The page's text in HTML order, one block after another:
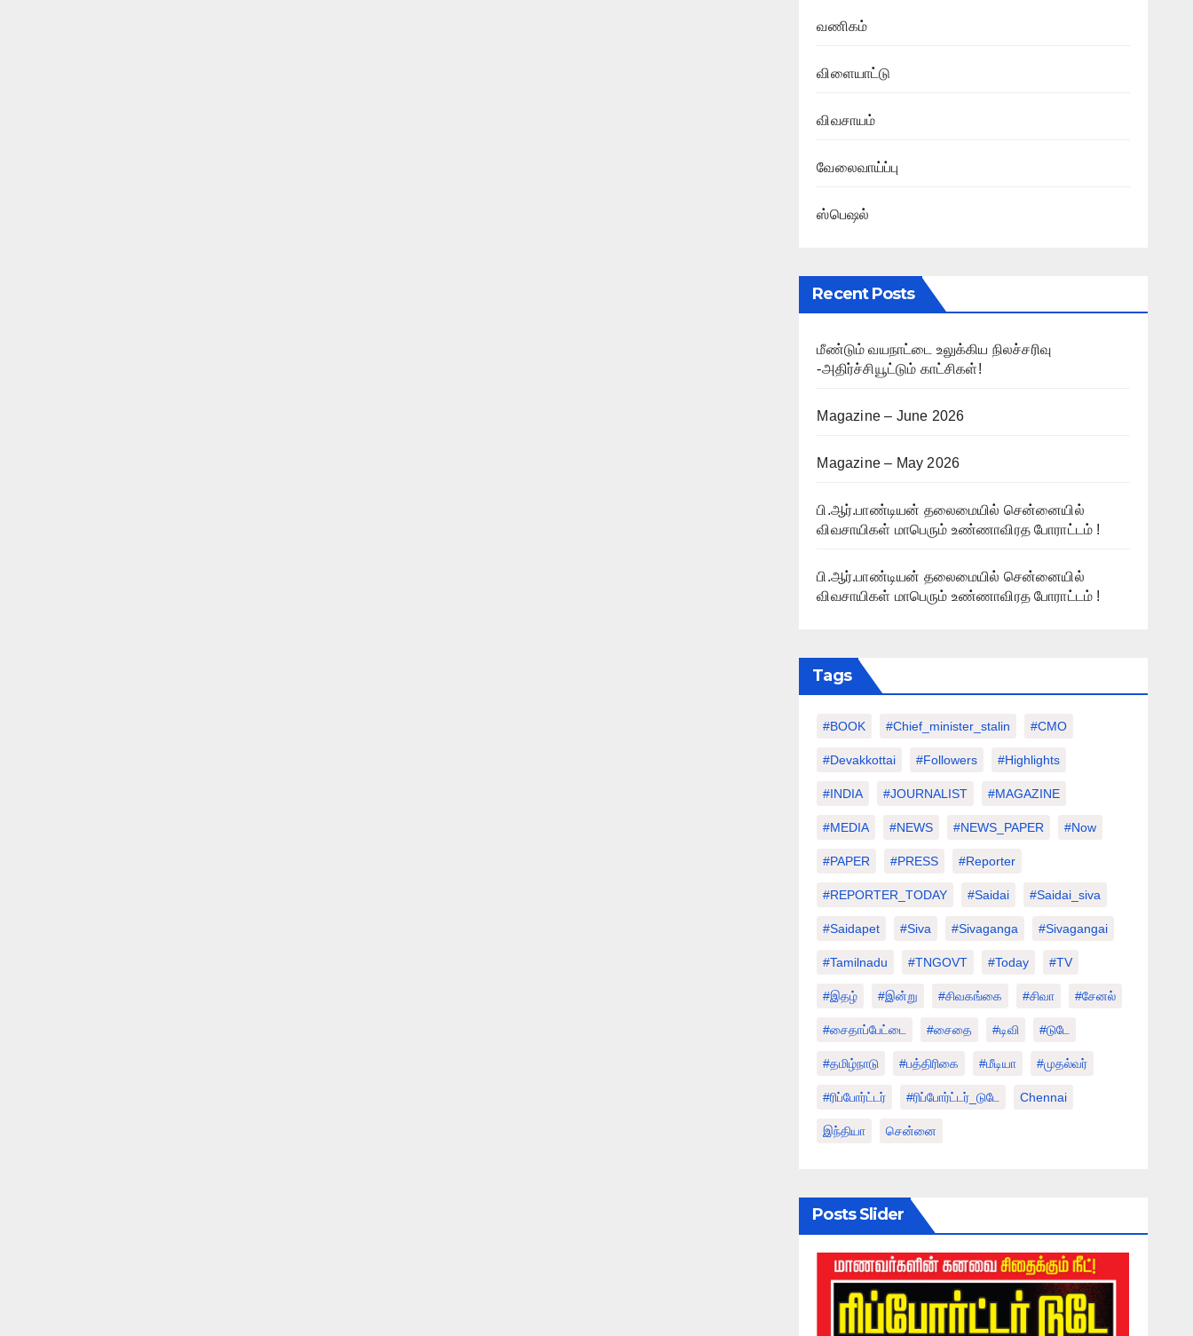
வணிகம்
விளையாட்டு
விவசாயம்
வேலைவாய்ப்பு
ஸ்பெஷல்
Recent Posts
மீண்டும் வயநாட்டை உலுக்கிய நிலச்சரிவு
-அதிர்ச்சியூட்டும் காட்சிகள்!
Magazine – June 2026
Magazine – May 2026
பி.ஆர்.பாண்டியன் தலைமையில் சென்னையில்
விவசாயிகள் மாபெரும் உண்ணாவிரத போராட்டம் !
பி.ஆர்.பாண்டியன் தலைமையில் சென்னையில்
விவசாயிகள் மாபெரும் உண்ணாவிரத போராட்டம் !
Tags
#BOOK #chief_minister_stalin #CMO
#devakkottai #followers #highlights
#INDIA #JOURNALIST #MAGAZINE
#MEDIA #NEWS #NEWS_PAPER #Now
#PAPER #PRESS #Reporter
#REPORTER_TODAY #saidai #saidai_siva
#saidapet #Siva #Sivaganga #sivagangai
#tamilnadu #TNGOVT #today #TV
#இதழ் #இன்று #சிவகங்கை #சிவா #சேனல்
#சைதாப்பேட்டை #சைதை #டிவி #டுடே
#தமிழ்நாடு #பத்திரிகை #மீடியா #முதல்வர்
#ரிப்போர்ட்டர் #ரிப்போர்ட்டர்_டுடே Chennai
இந்தியா சென்னை
Posts Slider